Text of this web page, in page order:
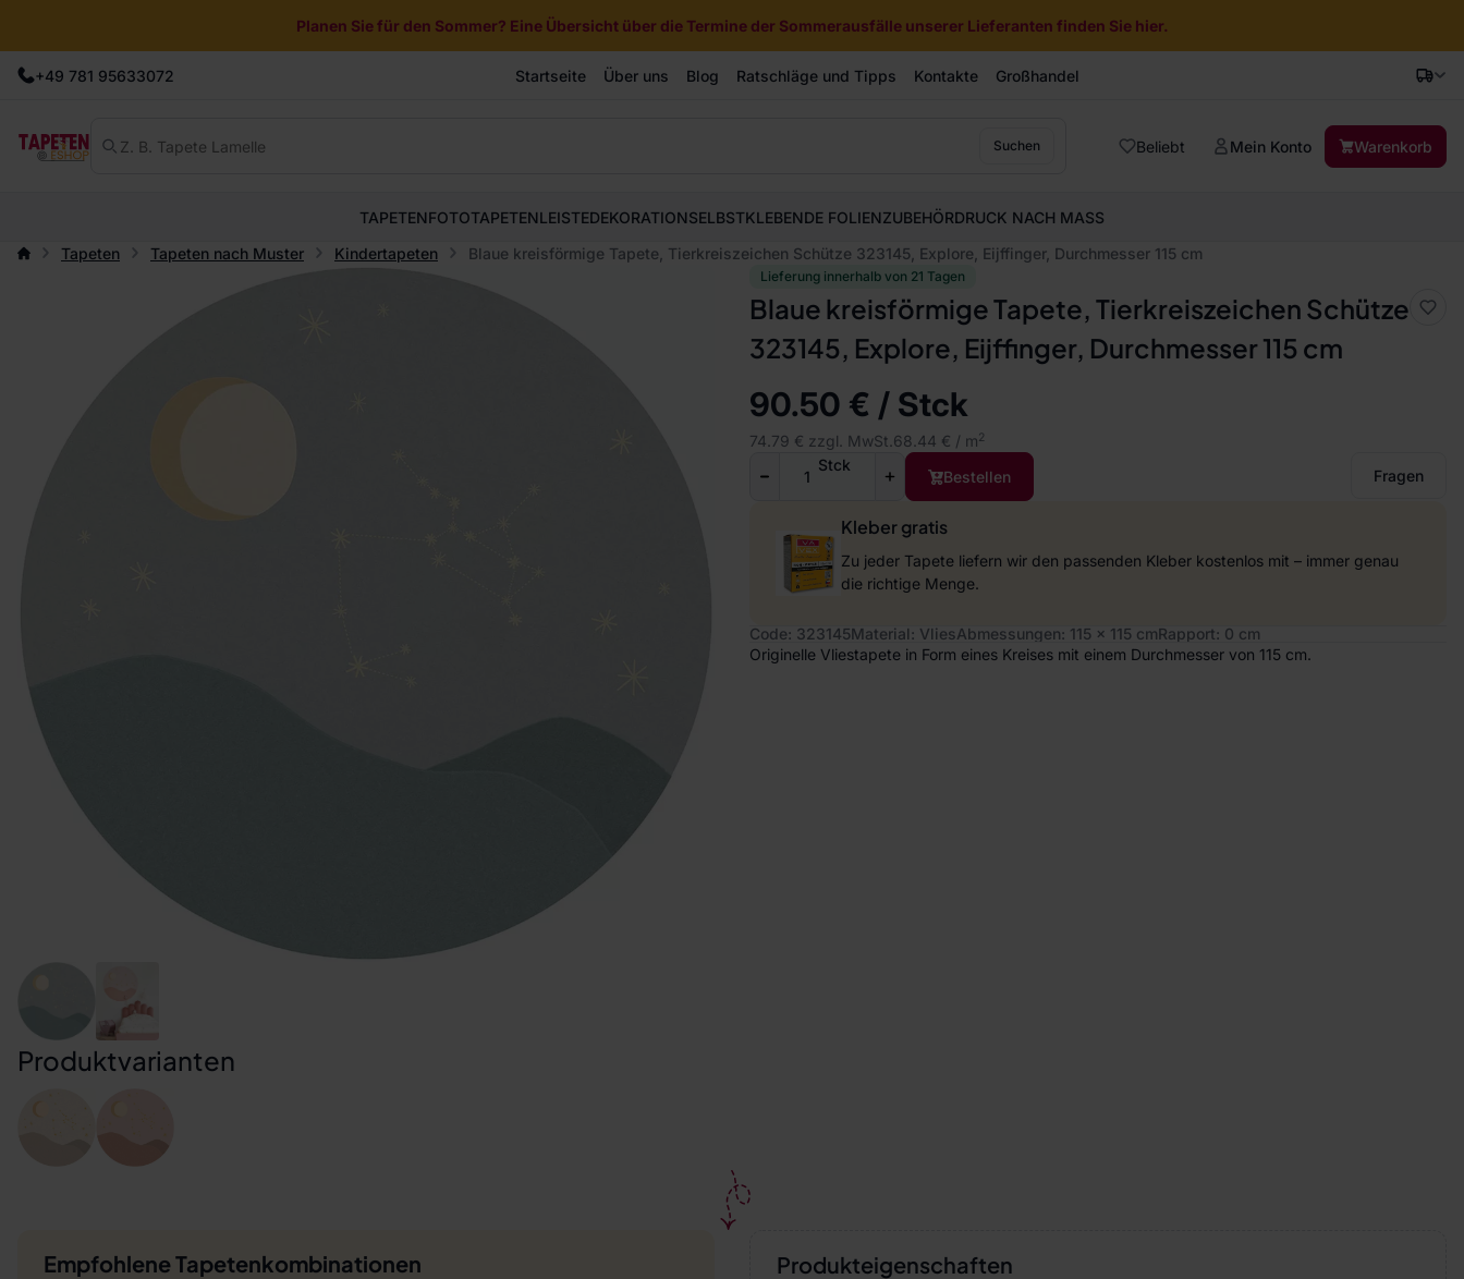
Planen Sie für den Sommer? Eine Übersicht über die Termine der Sommerausfälle unserer Lieferanten finden Sie hier.
+49 781 95633072 Startseite Über uns Blog Ratschläge und Tipps Kontakte Großhandel
Suchen Beliebt Mein Konto Warenkorb
TAPETENFOTOTAPETENLEISTEDEKORATIONSELBSTKLEBENDE FOLIENZUBEHÖRDRUCK NACH MASS
Tapeten
Tapeten nach Muster Kindertapeten Blaue kreisförmige Tapete, Tierkreiszeichen Schütze 323145, Explore, Eijffinger, Durchmesser 115 cm
Lieferung innerhalb von 21 Tagen
Blaue kreisförmige Tapete, Tierkreiszeichen Schütze
323145, Explore, Eijffinger, Durchmesser 115 cm
90.50 € / Stck
74.79 € zzgl. MwSt. 68.44 € / m2
Stck
Bestellen Fragen
Kleber gratis
Zu jeder Tapete liefern wir den passenden Kleber kostenlos mit – immer genau
die richtige Menge.
Code: 323145Material: VliesAbmessungen: 115 x 115 cmRapport: 0 cm
Originelle Vliestapete in Form eines Kreises mit einem Durchmesser von 115 cm.
Produktvarianten
Produkteigenschaften
Empfohlene Tapetenkombinationen